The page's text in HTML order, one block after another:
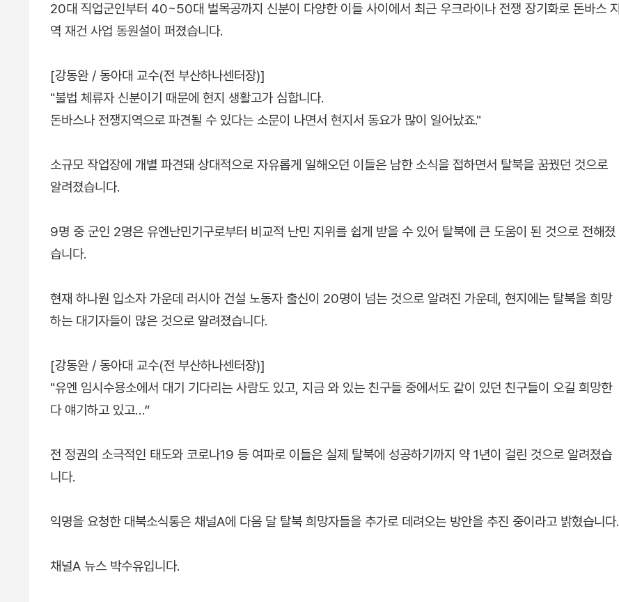
20대 직업군인부터 40~50대 벌목공까지 신분이 다양한 이들 사이에서 최근 우크라이나 전쟁 장기화로 돈바스 지
역 재건 사업 동원설이 퍼졌습니다.
[강동완 / 동아대 교수(전 부산하나센터장)]
"불법 체류자 신분이기 때문에 현지 생활고가 심합니다.
돈바스나 전쟁지역으로 파견될 수 있다는 소문이 나면서 현지서 동요가 많이 일어났죠."
소규모 작업장에 개별 파견돼 상대적으로 자유롭게 일해오던 이들은 남한 소식을 접하면서 탈북을 꿈꿨던 것으로
알려졌습니다.
9명 중 군인 2명은 유엔난민기구로부터 비교적 난민 지위를 쉽게 받을 수 있어 탈북에 큰 도움이 된 것으로 전해졌
습니다.
현재 하나원 입소자 가운데 러시아 건설 노동자 출신이 20명이 넘는 것으로 알려진 가운데, 현지에는 탈북을 희망
하는 대기자들이 많은 것으로 알려졌습니다.
[강동완 / 동아대 교수(전 부산하나센터장)]
"유엔 임시수용소에서 대기 기다리는 사람도 있고, 지금 와 있는 친구들 중에서도 같이 있던 친구들이 오길 희망한
다 얘기하고 있고…”
전 정권의 소극적인 태도와 코로나19 등 여파로 이들은 실제 탈북에 성공하기까지 약 1년이 걸린 것으로 알려졌습
니다.
익명을 요청한 대북소식통은 채널A에 다음 달 탈북 희망자들을 추가로 데려오는 방안을 추진 중이라고 밝혔습니다.
채널A 뉴스 박수유입니다.